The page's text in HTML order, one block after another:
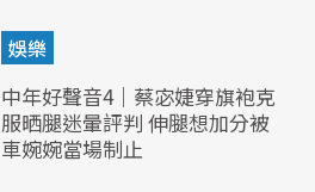
娛樂
中年好聲音4｜蔡宓婕穿旗袍克
服晒腿迷暈評判 伸腿想加分被
車婉婉當場制止